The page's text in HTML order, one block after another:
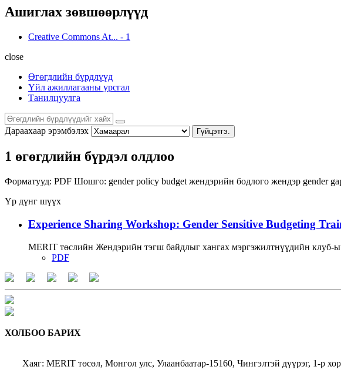
Ашиглах зөвшөөрлүүд
Creative Commons At... - 1
close
Өгөгдлийн бүрдлүүд
Үйл ажиллагааны урсгал
Танилцуулга
Дараахаар эрэмбэлэх Гүйцэтгэ.
1 өгөгдлийн бүрдэл олдлоо
Форматууд: PDF Шошго: gender policy budget жендэрийн бодлого жендэр gender
Үр дүнг шүүх
Experience Sharing Workshop: Gender Sensitive Budgeting
MERIT төслийн Жендэрийн тэгш байдлыг хангах мэргэжилтнүүдийн клуб-
PDF
ХОЛБОО БАРИХ
Хаяг: MERIT төсөл, Монгол улс, Улаанбаатар-15160, Чингэлтэй дүүрэг, 1-р